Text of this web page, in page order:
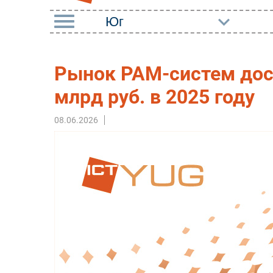
Импорто­замещение
Автоматизация
Промышленности
Мобильная связь
Фиксированная связь
Торговые
Рынок PAM-систем
млрд руб. в 2025 году
08.06.2026